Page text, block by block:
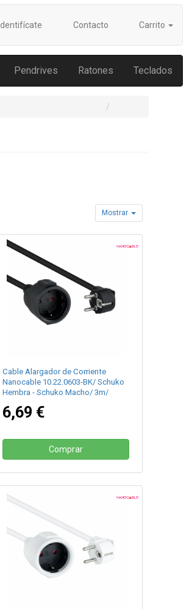
Identifícate Contacto Carrito
Pendrives Ratones Teclados
Mostrar
Cable Alargador de Corriente
Nanocable 10.22.0603-BK/ Schuko
Hembra - Schuko Macho/ 3m/
6,69 €
Comprar